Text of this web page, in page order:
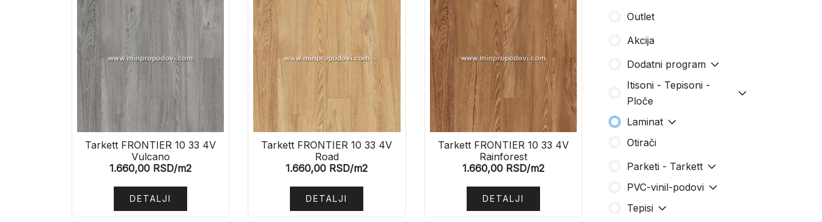
Tarkett FRONTIER 10 33 4V
Vulcano
1.660,00 RSD/m2
DETALJI
Tarkett FRONTIER 10 33 4V
Road
1.660,00 RSD/m2
DETALJI
Tarkett FRONTIER 10 33 4V
Rainforest
1.660,00RSD/m2
DETALJI
Outlet
Akcija
Dodatni program
Itisoni - Tepisoni -
Ploče
Laminat
Otirači
Parketi - Tarkett
PVC-vinil-podovi
Tepisi